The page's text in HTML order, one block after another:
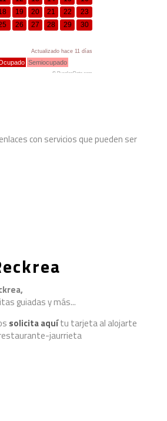
con servicios que pueden ser
guiadas y más...
solicita aquítu tarjeta al alojarte